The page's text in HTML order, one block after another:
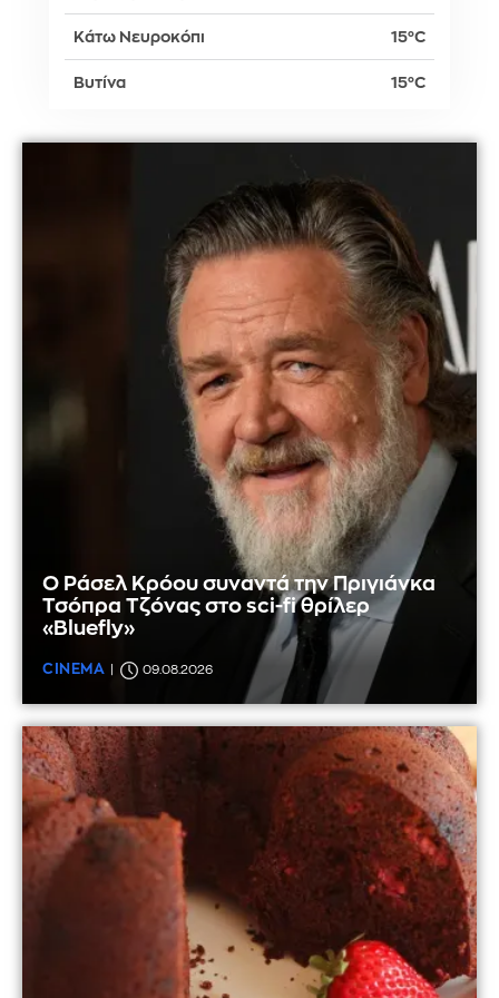
Κάτω Νευροκόπι 15°C
Βυτίνα 15°C
Ο Ράσελ Κρόου συναντά την Πριγιάνκα
Τσόπρα Τζόνας στο sci-fi θρίλερ
«Bluefly»
CINEMA 09.08.2026